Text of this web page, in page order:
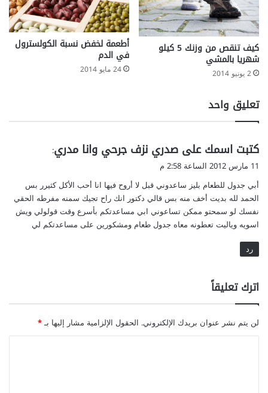
كيف تنقص من وزنك 5 كيلو
شهريا بالمشي
2 يونيو 2014
أطعمة لخفض نسبة الكولسترول
في الدم
24 مايو 2014
تعليق واحد
ي
ق
ل
كتبت اسمك على صدري نزف جرحي وانا مدري:
11 مارس 2012 الساعة 2:58 م
أبي جدول للطعام بليز ساعدوني قبل لا أروح فيها انا أحب الأكل كثيرر بس
الحمد لله بديت أخف منه بس قالي دكتور انك راح تجيك سمنه مفرطه الحقي
نفسك لو سمحتو ممكن تساعوني ابي مساعدتكم بأسرع وقت قولولي ويش
اسويه وياليت تعطونه معاه جدول طعام ومشكورين على مساعدتكم لي
رد
اترك تعليقاً
لن يتم نشر عنوان بريدك الإلكتروني. الحقول الإلزامية مشار إليها بـ*